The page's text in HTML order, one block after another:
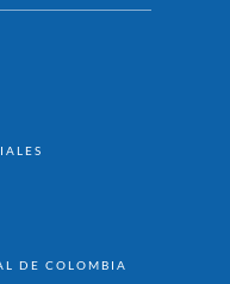
DE COLOMBIA